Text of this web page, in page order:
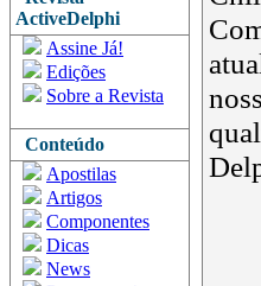
ActiveDelphi
Assine Já!
Edições
Sobre a Revista
Conteúdo
Apostilas
Artigos
Componentes
Dicas
News